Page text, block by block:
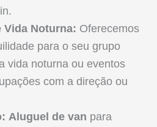
Vida Noturna: Oferecemos
para o seu grupo
vida noturna ou eventos
com a direção ou
Aluguel de van para